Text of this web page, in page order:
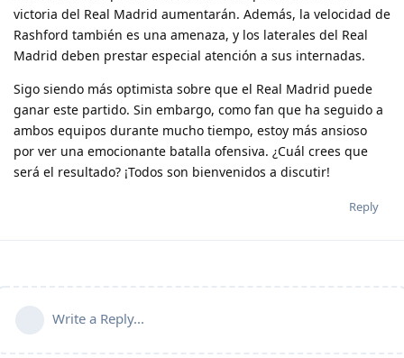
victoria del Real Madrid aumentarán. Además, la velocidad de
Rashford también es una amenaza, y los laterales del Real
Madrid deben prestar especial atención a sus internadas.
Sigo siendo más optimista sobre que el Real Madrid puede
ganar este partido. Sin embargo, como fan que ha seguido a
ambos equipos durante mucho tiempo, estoy más ansioso
por ver una emocionante batalla ofensiva. ¿Cuál crees que
será el resultado? ¡Todos son bienvenidos a discutir!
Reply
Write a Reply...